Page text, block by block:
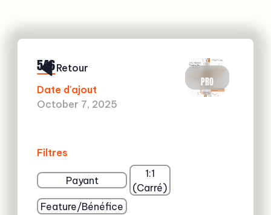
546
Date d'ajout
October 7, 2025
Filtres
Payant
1:1
(Carré)
Feature/Bénéfice
PRO
Retour